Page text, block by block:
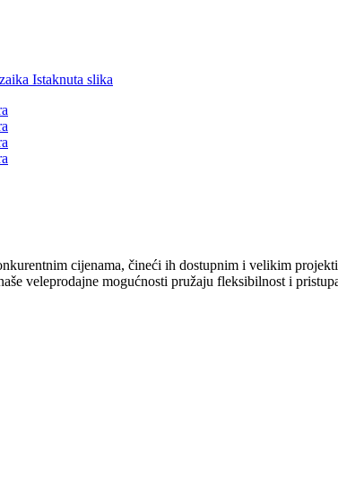
cijenama, čineći ih dostupnim i velikim
veleprodajne mogućnosti pružaju fleksibilnost i